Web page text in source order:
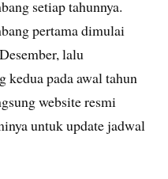
setiap tahunnya.
pertama dimulai
lalu
kedua pada awal tahun
website resmi
untuk update jadwal